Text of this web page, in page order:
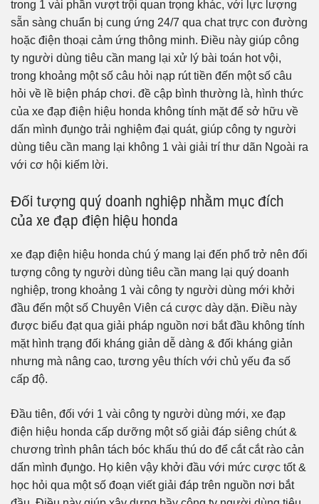
trong 1 vài phần vượt trội quan trọng khác, với lực lượng
sẵn sàng chuẩn bị cung ứng 24/7 qua chat trực con đường
hoặc điện thoại cảm ứng thông minh. Điều này giúp công
ty người dùng tiêu cần mang lại xử lý bài toán hot vội,
trong khoảng một số câu hỏi nạp rút tiền đến một số câu
hỏi về lề biện pháp chơi. đề cập bình thường là, hình thức
của xe đạp điện hiệu honda không tính mặt để sở hữu về
dấn mình đụng̀o trải nghiệm đại quát, giúp công ty người
dùng tiêu cần mang lại không 1 vài giải trí thư dãn Ngoài ra
với cơ hội kiếm lời.
Đối tượng quý doanh nghiệp nhằm mục đích
của xe đạp điện hiệu honda
xe đạp điện hiệu honda chú ý mang lại đến phổ trở nên đối
tượng công ty người dùng tiêu cần mang lại quý doanh
nghiệp, trong khoảng 1 vài công ty người dùng mới khởi
đầu đến một số Chuyên Viên cá cược dày dặn. Điều này
được biểu đạt qua giải pháp nguồn nơi bắt đầu không tính
mặt hình trạng đối kháng giản dễ dàng & đối kháng giản
nhưng mà nâng cao, tương yêu thích với chủ yếu đa số
cấp độ.
Đầu tiên, đối với 1 vài công ty người dùng mới, xe đạp
điện hiệu honda cấp dưỡng một số giải đáp siêng chút &
chương trình phân tách bóc khấu thú do để cắt cắt rào cản
dấn mình đụng̀o. Họ kiên vậy khởi đầu với mức cược tốt &
học hỏi qua một số đoạn viết giải đáp trên nguồn nơi bắt